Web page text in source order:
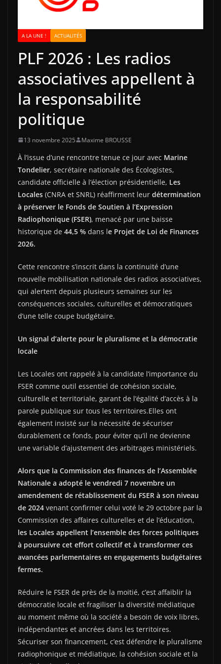
A LA UNE ! ACTUALITÉS
PLF 2026 : Les radios
associatives appellent à
la responsabilité
politique
13 novembre 2025 Maxime BROUSSE
À l’issue d’une rencontre tenue ce jour avec Marine
Tondelier, secrétaire nationale des Écologistes,
candidate officielle à l’élection présidentielle, Les
Locales (CNRA et SNRL) réaffirment leur détermination
à préserver le Fonds de Soutien à l’Expression
Radiophonique (FSER), menacé par une baisse
historique de 44,5 % dans le Projet de Loi de Finances
2026.
Cette rencontre s’inscrit dans la continuité d’une
nouvelle mobilisation nationale des radios associatives,
qui alertent depuis plusieurs semaines sur les
conséquences sociales, culturelles et démocratiques
d’une telle coupe budgétaire.
Un signal d’alerte pour le pluralisme et la démocratie
locale
Les Locales ont rappelé à la candidate l’importance du
FSER comme outil essentiel de cohésion sociale,
culturelle et territoriale, garant de l’égalité d’accès à la
parole publique sur tous les territoires.Elles ont
également insisté sur la nécessité de sécuriser
durablement ce fonds, pour éviter qu’il ne devienne
une variable d’ajustement des arbitrages ministériels.
Alors que la Commission des finances de l’Assemblée
Nationale a adopté le vendredi 7 novembre un
amendement de rétablissement du FSER à son niveau
de 2024 venant confirmer celui voté le 29 octobre par la
Commission des affaires culturelles et de l’éducation,
les Locales appellent l’ensemble des forces politiques
à poursuivre cet effort collectif et à transformer ces
avancées parlementaires en engagements budgétaires
fermes.
Réduire le FSER de près de la moitié, c’est affaiblir la
démocratie locale et fragiliser la diversité médiatique
au moment même où la société a besoin de voix libres,
indépendantes et ancrées dans les territoires.
Sécuriser son financement, c’est défendre le pluralisme
radiophonique et médiatique, la cohésion sociale et la